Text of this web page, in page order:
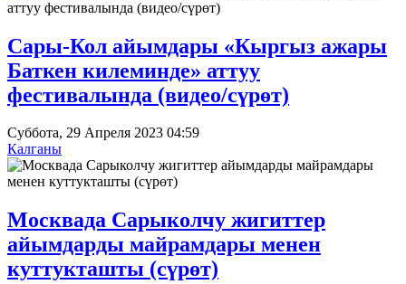
Сары-Кол айымдары «Кыргыз ажары
Баткен килеминде» аттуу
фестивалында (видео/сүрөт)
Суббота, 29 Апреля 2023 04:59
Калганы
Москвада Сарыколчу жигиттер
айымдарды майрамдары менен
куттукташты (сүрөт)